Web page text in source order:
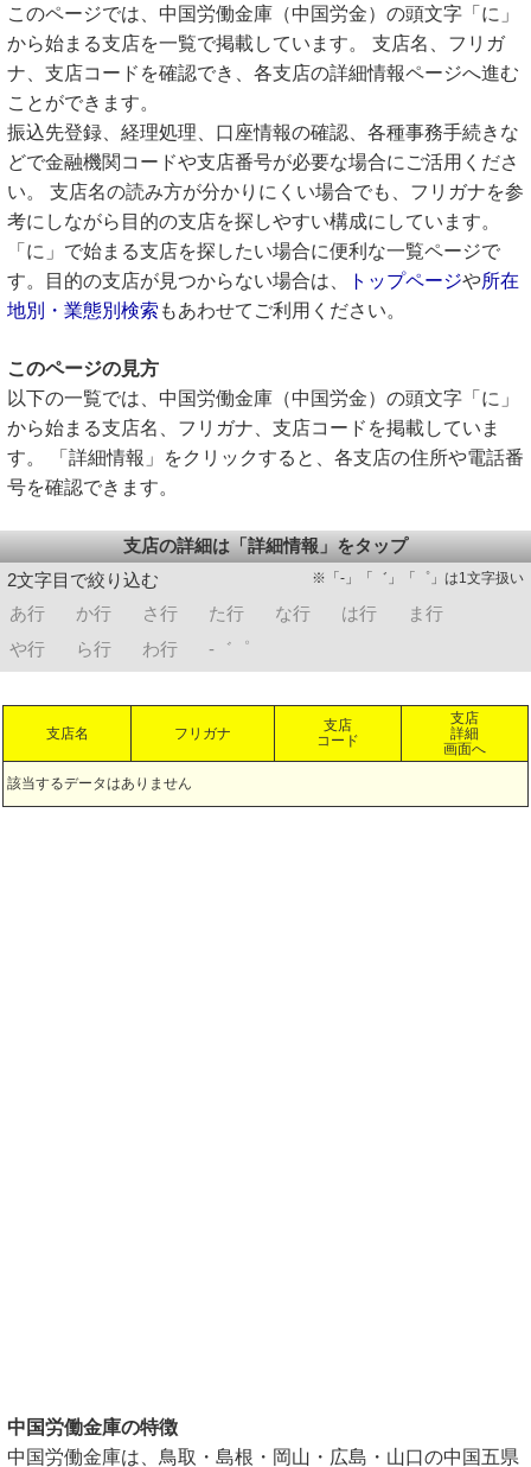
このページでは、中国労働金庫（中国労金）の頭文字「に」
から始まる支店を一覧で掲載しています。 支店名、フリガ
ナ、支店コードを確認でき、各支店の詳細情報ページへ進む
ことができます。
振込先登録、経理処理、口座情報の確認、各種事務手続きな
どで金融機関コードや支店番号が必要な場合にご活用くださ
い。 支店名の読み方が分かりにくい場合でも、フリガナを参
考にしながら目的の支店を探しやすい構成にしています。
「に」で始まる支店を探したい場合に便利な一覧ページで
す。目的の支店が見つからない場合は、
トップページや所在
地別・業態別検索 もあわせてご利用ください。
このページの見方
以下の一覧では、中国労働金庫（中国労金）の頭文字「に」
から始まる支店名、フリガナ、支店コードを掲載していま
す。 「詳細情報」をクリックすると、各支店の住所や電話番
号を確認できます。
支店の詳細は「詳細情報」をタップ
2文字目で絞り込む
※「-」「゛」「゜」は1文字扱い
あ行 か行 さ行 た行 な行 は行
ま行
や行
ら行 わ行 -゛゜
支店名 フリガナ
支店
コード
支店
詳細
画面へ
該当するデータはありません
中国労働金庫の特徴
中国労働金庫は、鳥取・島根・岡山・広島・山口の中国五県